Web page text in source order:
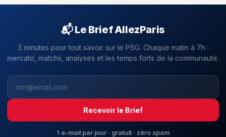
📬 Le Brief AllezParis
3 minutes pour tout savoir sur le PSG. Chaque matin à 7h :
mercato, matchs, analyses et les temps forts de la communauté.
Recevoir le Brief
1 e-mail par jour · gratuit · zéro spam